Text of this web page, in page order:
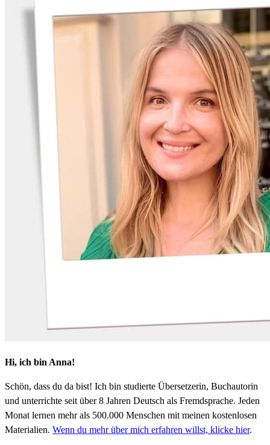
Hi, ich bin Anna!
Schön, dass du da bist! Ich bin studierte Übersetzerin, Buchautorin
und unterrichte seit über 8 Jahren Deutsch als Fremdsprache. Jeden
Monat lernen mehr als 500.000 Menschen mit meinen kostenlosen
Materialien. Wenn du mehr über mich erfahren willst, klicke hier.